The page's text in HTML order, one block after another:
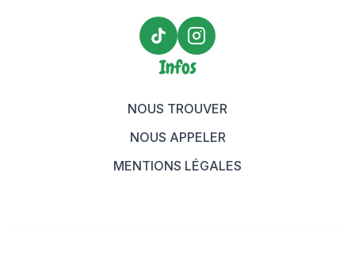
TikTok Maison Bagels
Instagram Maison Bagels
Infos
NOUS TROUVER
NOUS APPELER
MENTIONS LÉGALES